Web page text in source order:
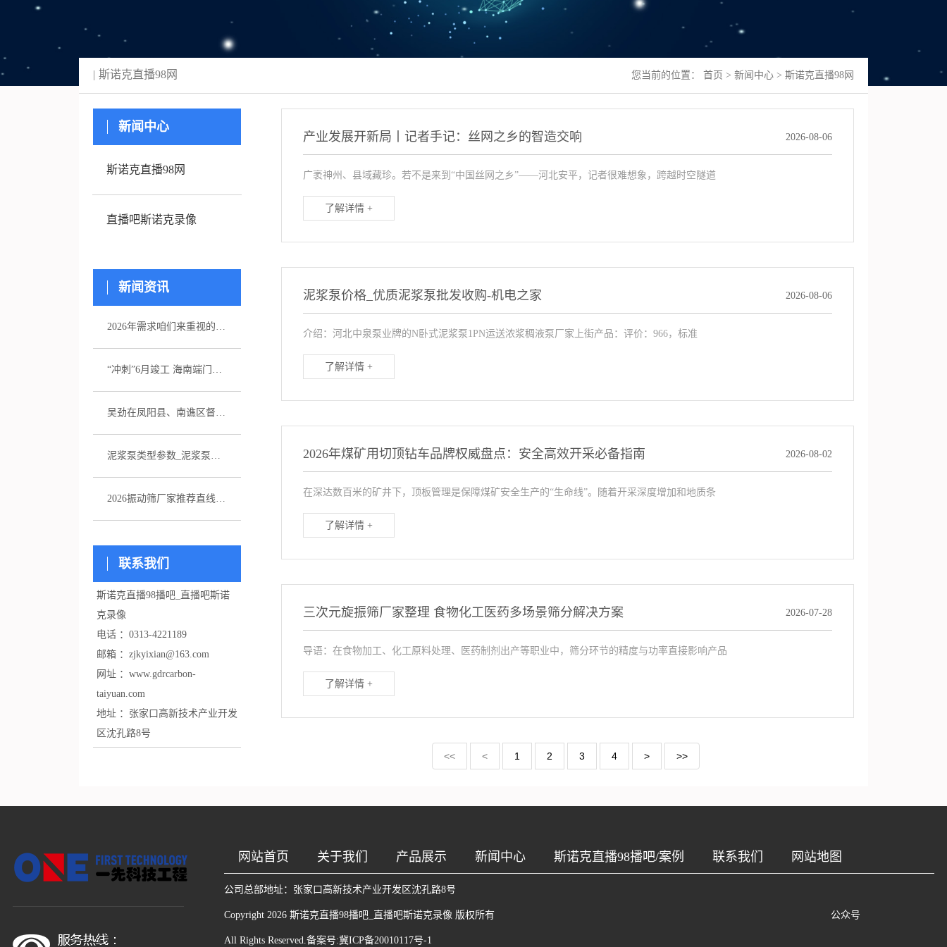
您当前的位置： 首页 > 新闻中心 > 斯诺克直播98网
斯诺克直播98网
新闻中心
斯诺克直播98网
直播吧斯诺克录像
新闻资讯
2026年需求咱们来重视的五家注浆泵厂家引荐
“冲刺”6月竣工 海南端门岭矿区（二期）年产530万吨花岗岩骨料项目综合楼封顶
吴劲在凤阳县、南谯区督导杰出生态环境问题整改作业
泥浆泵类型参数_泥浆泵选型_图片
2026振动筛厂家推荐直线振动筛超声波直排厂家优选指南！
联系我们
斯诺克直播98播吧_直播吧斯诺
克录像
电话 ： 0313-4221189
邮箱 ： zjkyixian@163.com
网址 ： www.gdrcarbon-
taiyuan.com
地址 ： 张家口高新技术产业开发
区沈孔路8号
产业发展开新局丨记者手记：丝网之乡的智造交响 2026-08-06
广袤神州、县域藏珍。若不是来到“中国丝网之乡”——河北安平，记者很难想象，跨越时空隧道
了解详情 +
泥浆泵价格_优质泥浆泵批发收购-机电之家 2026-08-06
介绍：河北中泉泵业牌的N卧式泥浆泵1PN运送浓浆稠液泵厂家上街产品：评价：966，标准
了解详情 +
2026年煤矿用切顶钻车品牌权威盘点：安全高效开采必备指南 2026-08-02
在深达数百米的矿井下，顶板管理是保障煤矿安全生产的“生命线”。随着开采深度增加和地质条
了解详情 +
三次元旋振筛厂家整理 食物化工医药多场景筛分解决方案 2026-07-28
导语：在食物加工、化工原料处理、医药制剂出产等职业中，筛分环节的精度与功率直接影响产品
了解详情 +
<< < 1 2 3 4 > >>
网站首页 关于我们 产品展示 新闻中心 斯诺克直播98播吧/案例 联系我们 网站地图
公司总部地址： 张家口高新技术产业开发区沈孔路8号
Copyright 2026 斯诺克直播98播吧_直播吧斯诺克录像 版权所有
All Rights Reserved.备案号:冀ICP备20010117号-1
公众号